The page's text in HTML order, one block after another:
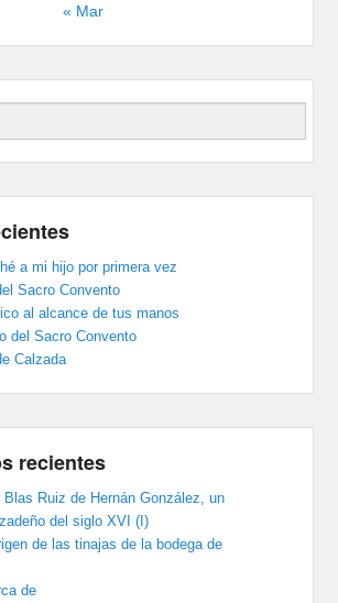
« Mar
a mi hijo por primera vez
Sacro Convento
al alcance de tus manos
del Sacro Convento
Calzada
recientes
Blas Ruiz de Hernán González, un
del siglo XVI (I)
de las tinajas de la bodega de
de